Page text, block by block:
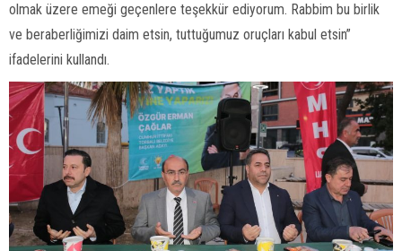
olmak üzere emeği geçenlere teşekkür ediyorum. Rabbim bu birlik
ve beraberliğimizi daim etsin, tuttuğumuz oruçları kabul etsin”
ifadelerini kullandı.